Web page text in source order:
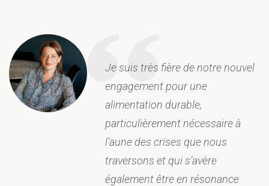
Je suis très fière de notre nouvel
engagement pour une
alimentation durable,
particulièrement nécessaire à
l’aune des crises que nous
traversons et qui s’avère
également être en résonance